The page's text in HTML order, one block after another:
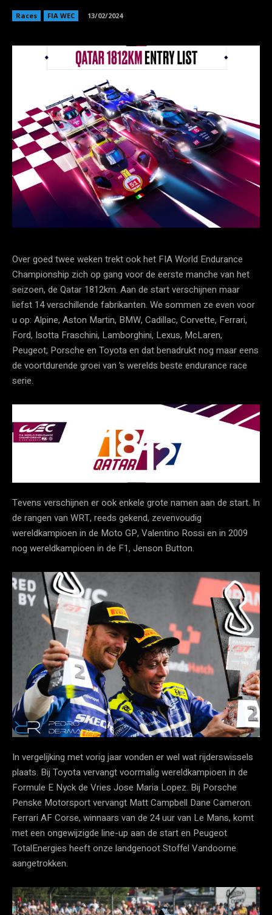
Races FIA WEC 13/02/2024
Over goed twee weken trekt ook het FIA World Endurance
Championship zich op gang voor de eerste manche van het
seizoen, de Qatar 1812km. Aan de start verschijnen maar
liefst 14 verschillende fabrikanten. We sommen ze even voor
u op: Alpine, Aston Martin, BMW, Cadillac, Corvette, Ferrari,
Ford, Isotta Fraschini, Lamborghini, Lexus, McLaren,
Peugeot, Porsche en Toyota en dat benadrukt nog maar eens
de voortdurende groei van ’s werelds beste endurance race
serie.
Tevens verschijnen er ook enkele grote namen aan de start. In
de rangen van WRT, reeds gekend, zevenvoudig
wereldkampioen in de Moto GP, Valentino Rossi en in 2009
nog wereldkampioen in de F1, Jenson Button.
In vergelijking met vorig jaar vonden er wel wat rijderswissels
plaats. Bij Toyota vervangt voormalig wereldkampioen in de
Formule E Nyck de Vries Jose Maria Lopez. Bij Porsche
Penske Motorsport vervangt Matt Campbell Dane Cameron.
Ferrari AF Corse, winnaars van de 24 uur van Le Mans, komt
met een ongewijzigde line-up aan de start en Peugeot
TotalEnergies heeft onze landgenoot Stoffel Vandoorne
aangetrokken.